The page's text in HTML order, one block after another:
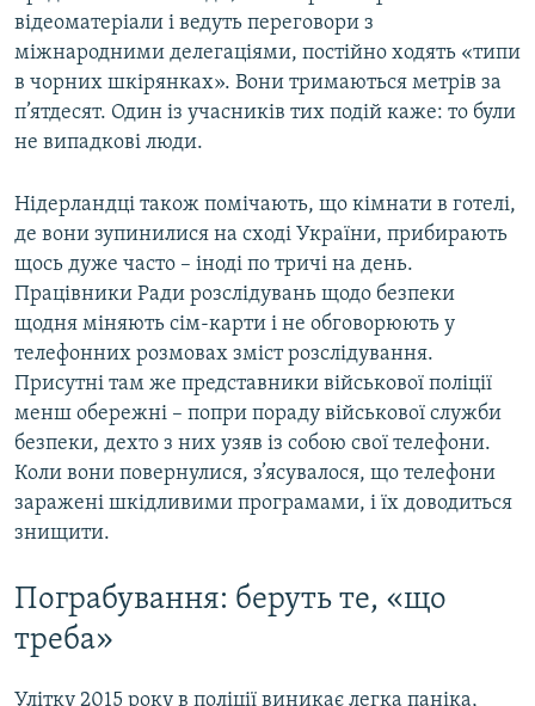
відеоматеріали і ведуть переговори з
міжнародними делегаціями, постійно ходять «типи
в чорних шкірянках». Вони тримаються метрів за
п’ятдесят. Один із учасників тих подій каже: то були
не випадкові люди.
Нідерландці також помічають, що кімнати в готелі,
де вони зупинилися на сході України, прибирають
щось дуже часто – іноді по тричі на день.
Працівники Ради розслідувань щодо безпеки
щодня міняють сім-карти і не обговорюють у
телефонних розмовах зміст розслідування.
Присутні там же представники військової поліції
менш обережні – попри пораду військової служби
безпеки, дехто з них узяв із собою свої телефони.
Коли вони повернулися, з’ясувалося, що телефони
заражені шкідливими програмами, і їх доводиться
знищити.
Пограбування: беруть те, «що
треба»
Улітку 2015 року в поліції виникає легка паніка,